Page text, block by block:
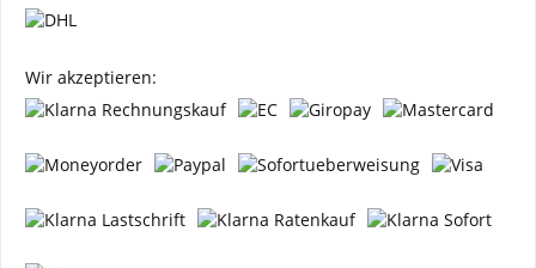
Wir akzeptieren: